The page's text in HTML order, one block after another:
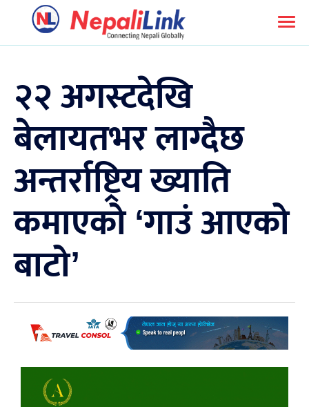
२२ अगस्टदेखि
बेलायतभर लाग्दैछ
अन्तर्राष्ट्रिय ख्याति
कमाएको ‘गाउं आएको
बाटो’